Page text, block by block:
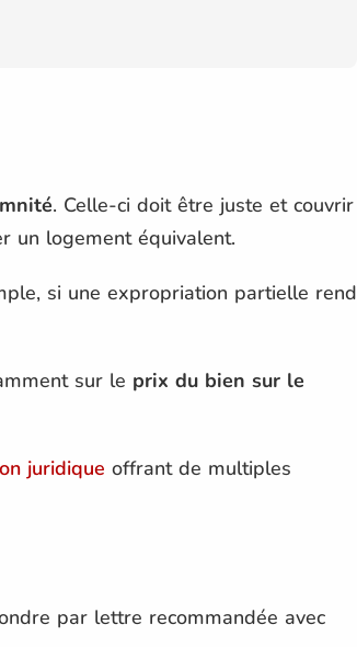
. Celle-ci doit être juste et couvrir
un logement équivalent.
si une expropriation partielle rend
sur le prix du bien sur le
juridique offrant de multiples
par lettre recommandée avec